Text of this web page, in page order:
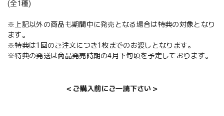
(全1種)
※上記以外の商品も期間中に発売となる場合は特典の対象となり
ます。
※特典は1回のご注文につき1枚までのお渡しとなります。
※特典の発送は商品発売時期の4月下旬頃を予定しております。
＜ご購入前にご一読下さい＞